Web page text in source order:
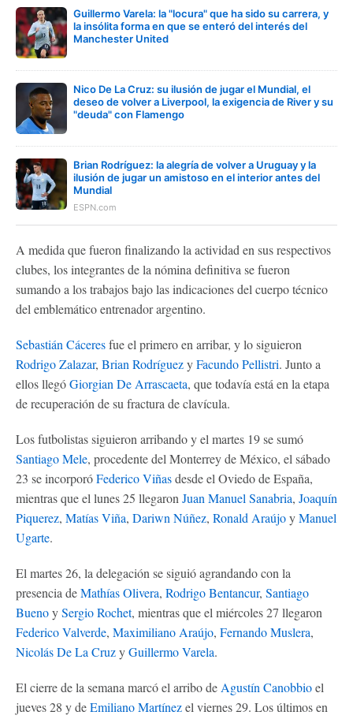
Guillermo Varela: la "locura" que ha sido su carrera, y
la insólita forma en que se enteró del interés del
Manchester United
Nico De La Cruz: su ilusión de jugar el Mundial, el
deseo de volver a Liverpool, la exigencia de River y su
"deuda" con Flamengo
Brian Rodríguez: la alegría de volver a Uruguay y la
ilusión de jugar un amistoso en el interior antes del
Mundial
ESPN.com
A medida que fueron finalizando la actividad en sus respectivos
clubes, los integrantes de la nómina definitiva se fueron
sumando a los trabajos bajo las indicaciones del cuerpo técnico
del emblemático entrenador argentino.
Sebastián Cáceresfue el primero en arribar, y lo siguieron
Rodrigo Zalazar, Brian RodríguezyFacundo Pellistri. Junto a
ellos llegóGiorgian De Arrascaeta, que todavía está en la etapa
de recuperación de su fractura de clavícula.
Los futbolistas siguieron arribando y el martes 19 se sumó
Santiago Mele, procedente del Monterrey de México, el sábado
23 se incorporóFederico Viñasdesde el Oviedo de España,
mientras que el lunes 25 llegaron Juan Manuel Sanabria, Joaquín
Piquerez, Matías Viña, Dariwn Núñez, Ronald AraújoyManuel
Ugarte.
El martes 26, la delegación se siguió agrandando con la
presencia deMathías Olivera, Rodrigo Bentancur, Santiago
BuenoySergio Rochet, mientras que el miércoles 27 llegaron
Federico Valverde, Maximiliano Araújo, Fernando Muslera,
Nicolás De La CruzyGuillermo Varela.
El cierre de la semana marcó el arribo de Agustín Canobbioel
jueves 28 y deEmiliano Martínezel viernes 29. Los últimos en